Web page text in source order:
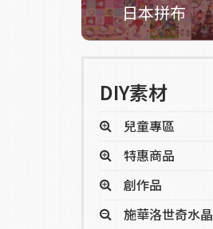
日本拼布
DIY素材
兒童專區
特惠商品
創作品
施華洛世奇水晶